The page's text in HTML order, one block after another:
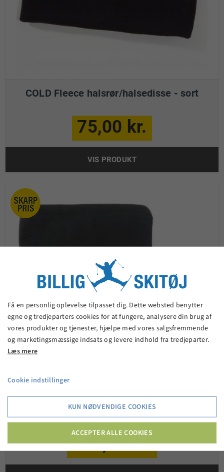
COLD Fleece halsrør/halsedisse - sort
75,00 kr.
VIS PRODUKT
Cold WindProff halsrør/halsedisse
100,00 kr.
Få en personlig oplevelse tilpasset dig. Dette websted benytter
egne og tredjeparters cookies for at fungere, analysere din brug af
vores produkter og tjenester, hjælpe med vores salgsfremmende
og marketingsmæssige indsats og levere indhold fra tredjeparter.
Læs mere
Cookie indstillinger
KUN NØDVENDIGE COOKIES
ACCEPTER ALLE COOKIES